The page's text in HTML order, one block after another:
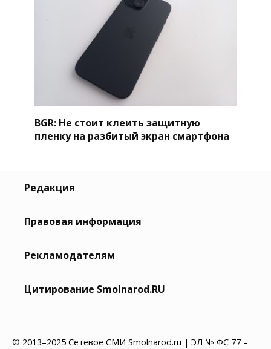
BGR: Не стоит клеить защитную
пленку на разбитый экран смартфона
Редакция
Правовая информация
Рекламодателям
Цитирование Smolnarod.RU
© 2013–2025 Сетевое СМИ Smolnarod.ru | ЭЛ № ФС 77 –